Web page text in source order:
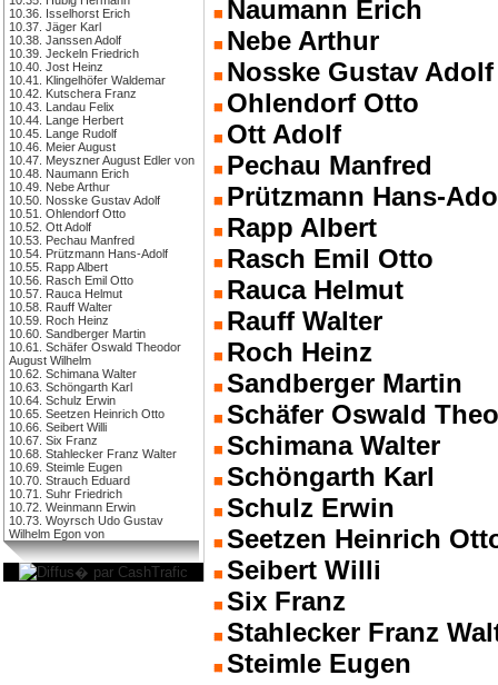
10.36. Isselhorst Erich
10.37. Jäger Karl
10.38. Janssen Adolf
10.39. Jeckeln Friedrich
10.40. Jost Heinz
10.41. Klingelhöfer Waldemar
10.42. Kutschera Franz
10.43. Landau Felix
10.44. Lange Herbert
10.45. Lange Rudolf
10.46. Meier August
10.47. Meyszner August Edler von
10.48. Naumann Erich
10.49. Nebe Arthur
10.50. Nosske Gustav Adolf
10.51. Ohlendorf Otto
10.52. Ott Adolf
10.53. Pechau Manfred
10.54. Prützmann Hans-Adolf
10.55. Rapp Albert
10.56. Rasch Emil Otto
10.57. Rauca Helmut
10.58. Rauff Walter
10.59. Roch Heinz
10.60. Sandberger Martin
10.61. Schäfer Oswald Theodor
August Wilhelm
10.62. Schimana Walter
10.63. Schöngarth Karl
10.64. Schulz Erwin
10.65. Seetzen Heinrich Otto
10.66. Seibert Willi
10.67. Six Franz
10.68. Stahlecker Franz Walter
10.69. Steimle Eugen
10.70. Strauch Eduard
10.71. Suhr Friedrich
10.72. Weinmann Erwin
10.73. Woyrsch Udo Gustav
Wilhelm Egon von
Naumann Erich
Nebe Arthur
Nosske Gustav Adolf
Ohlendorf Otto
Ott Adolf
Pechau Manfred
Prützmann Hans-
Rapp Albert
Rasch Emil Otto
Rauca Helmut
Rauff Walter
Roch Heinz
Sandberger Martin
Schäfer Oswald
Schimana Walter
Schöngarth Karl
Schulz Erwin
Seetzen Heinrich
Seibert Willi
Six Franz
Stahlecker Franz
Steimle Eugen